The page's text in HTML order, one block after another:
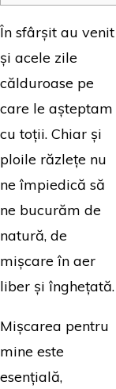
În sfârșit au venit
și acele zile
călduroase pe
care le așteptam
cu toții. Chiar și
ploile răzlețe nu
ne împiedică să
ne bucurăm de
natură, de
mișcare în aer
liber și înghețată.
Mișcarea pentru
mine este
esențială,